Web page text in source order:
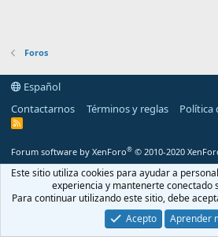
Foros
Español
Contactarnos
Términos y reglas Política
R
Forum software by XenForo® © 2010-2020
Este sitio utiliza cookies para ayudar a
experiencia y mantenerte conectado
Para continuar utilizando este sitio, debe
Acepto
Aprender